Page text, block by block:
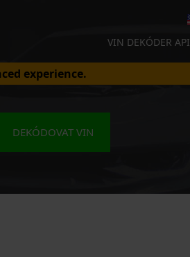
VIN DEKÓDER API
experience.
DEKÓDOVAT VIN